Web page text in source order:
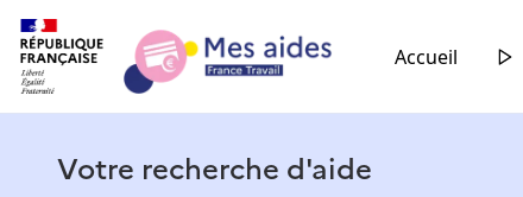
Accueil
Votre recherche d'aide